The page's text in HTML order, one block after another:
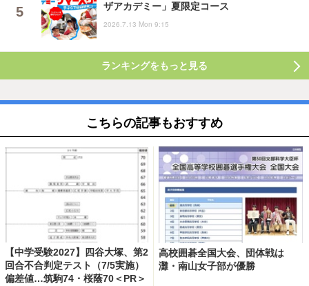
ザアカデミー」夏限定コース
2026.7.13 Mon 9:15
ランキングをもっと見る
こちらの記事もおすすめ
【中学受験2027】四谷大塚、第2
回合不合判定テスト（7/5実施）
偏差値…筑駒74・桜蔭70＜PR＞
高校囲碁全国大会、団体戦は
灘・南山女子部が優勝